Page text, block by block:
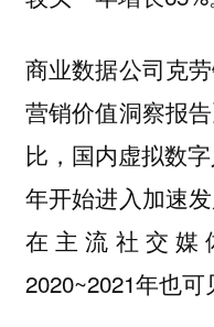
商业数据公司克
营销价值洞察报
比，国内虚拟数
年开始进入加速
在主流社交媒
2020~2021年也可